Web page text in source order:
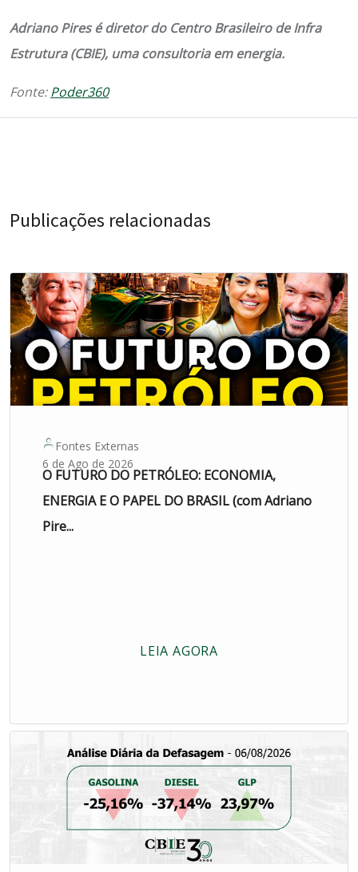
Adriano Pires é diretor do Centro Brasileiro de Infra
Estrutura (CBIE), uma consultoria em energia.
Fonte:Poder360
Publicações relacionadas
Fontes Externas
6 de Ago de 2026
O FUTURO DO PETRÓLEO: ECONOMIA,
ENERGIA E O PAPEL DO BRASIL (com Adriano
Pire...
LEIA AGORA